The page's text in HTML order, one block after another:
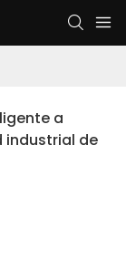
a
industrial de